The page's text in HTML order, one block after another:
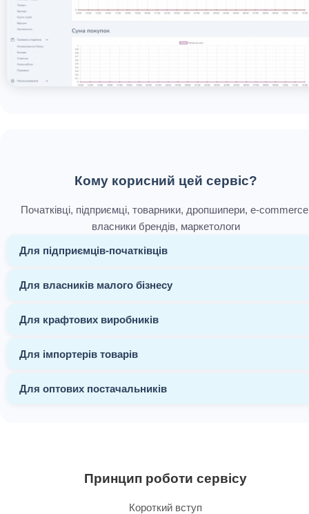
Кому корисний цей сервіс?
Початківці, підприємці, товарники, дропшипери, e-
власники брендів, маркетологи
Для підприємців-початківців
Для власників малого бізнесу
Для крафтових виробників
Для імпортерів товарів
Для оптових постачальників
Принцип роботи сервісу
Короткий вступ